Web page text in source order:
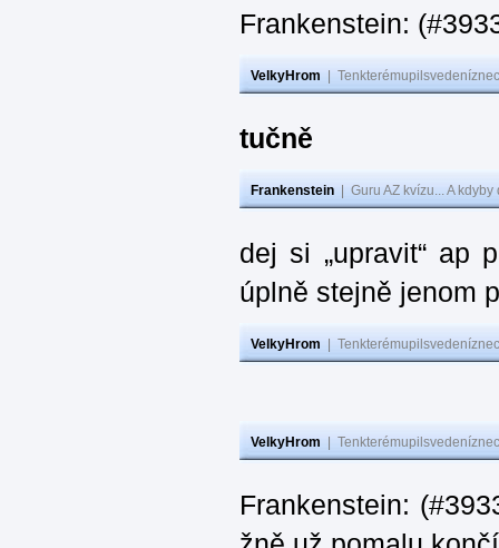
Frankenstein:
VelkyHrom
tučně
Frankenstein Guru AZ kvízu... A
dej si „upravit“ ap
úplně stejně jenom
VelkyHrom
VelkyHrom
Frankenstein: